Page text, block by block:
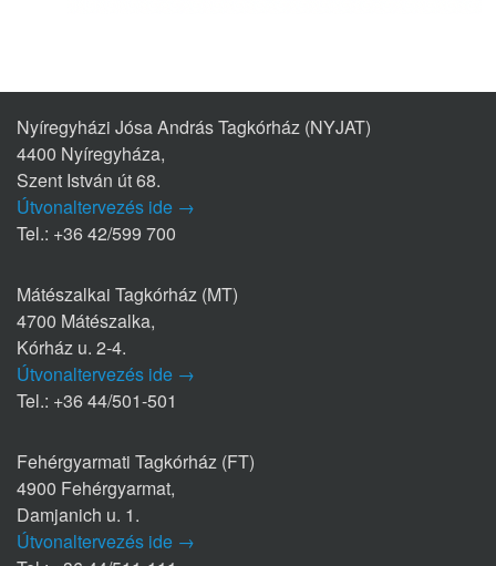
Nyíregyházi Jósa András Tagkórház (NYJAT)
4400 Nyíregyháza,
Szent István út 68.
Útvonaltervezés ide →
Tel.: +36 42/599 700
Mátészalkai Tagkórház (MT)
4700 Mátészalka,
Kórház u. 2-4.
Útvonaltervezés ide →
Tel.: +36 44/501-501
Fehérgyarmati Tagkórház (FT)
4900 Fehérgyarmat,
Damjanich u. 1.
Útvonaltervezés ide →